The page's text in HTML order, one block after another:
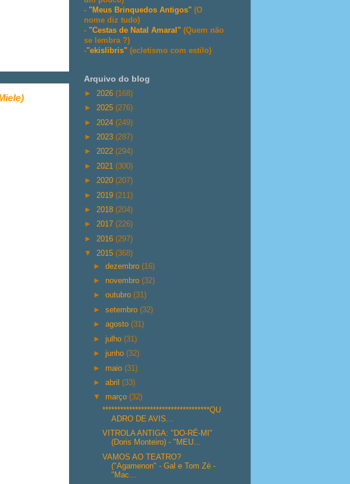
- "Meus Brinquedos Antigos" (O
nome diz tudo)
- "Cestas de Natal Amaral" (Quem não
se lembra ?)
-"ekislibris" (ecletismo com estilo)
Arquivo do blog
► 2026 (168)
► 2025 (276)
► 2024 (249)
► 2023 (287)
► 2022 (294)
► 2021 (300)
► 2020 (207)
► 2019 (211)
► 2018 (204)
► 2017 (226)
► 2016 (297)
▼ 2015 (368)
►dezembro(16)
► novembro(32)
►outubro(31)
►setembro(32)
►agosto(31)
►julho(31)
►junho(32)
► maio(31)
►abril(33)
▼ março(32)
************************************QU
ADRO DE AVIS...
VITROLA ANTIGA: "DO-RÉ-MI"
(Doris Monteiro) - "MEU...
VAMOS AO TEATRO?
("Agamenon" - Gal e Tom Zé -
"Mac...